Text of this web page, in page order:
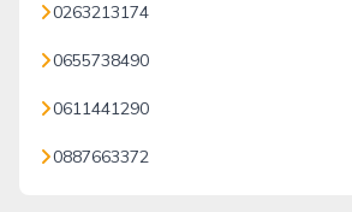
0263213174
0655738490
0611441290
0887663372